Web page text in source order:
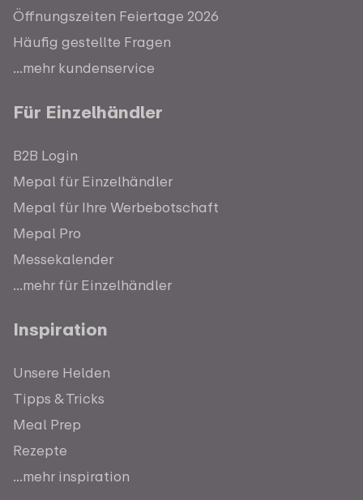
Öffnungszeiten Feiertage 2026
Häufig gestellte Fragen
...mehr kundenservice
Für Einzelhändler
B2B Login
Mepal für Einzelhändler
Mepal für Ihre Werbebotschaft
Mepal Pro
Messekalender
...mehr für Einzelhändler
Inspiration
Unsere Helden
Tipps & Tricks
Meal Prep
Rezepte
...mehr inspiration